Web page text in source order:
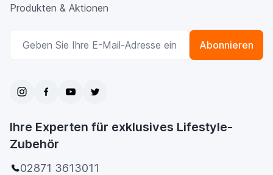
Produkten & Aktionen
E-Mailadresse
Abonnieren
Ihre Experten für exklusives Lifestyle-
Zubehör
02871 3613011